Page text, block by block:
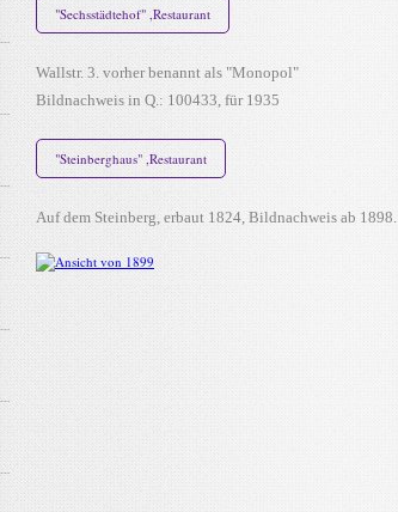
"Sechsstädtehof" ,Restaurant
Wallstr. 3. vorher benannt als "Monopol"
Bildnachweis in Q.: 100433, für 1935
"Steinberghaus" ,Restaurant
Auf dem Steinberg, erbaut 1824, Bildnachweis ab 1898.